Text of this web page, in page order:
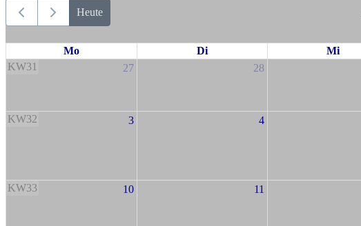
Heute
Mo Di Mi
KW31
27 28
KW32 3 4
KW33 10 11